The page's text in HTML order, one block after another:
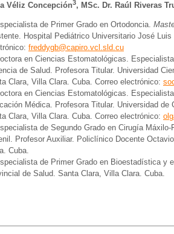
Véliz Concepción3, MSc. Dr. Raúl Riveras
de Primer Grado en Ortodoncia.
Hospital Pediátrico Universitario José
freddygb@capiro.vcl.sld.cu
en Ciencias Estomatológicas.
de Salud. Profesora Titular. Universidad
Clara, Villa Clara. Cuba. Correo electrónico:
en Ciencias Estomatológicas.
Médica. Profesora Titular. Universidad
Clara, Villa Clara. Cuba. Correo electrónico:
de Segundo Grado en Cirugía Máxilo-
Profesor Auxiliar. Policlínico Docente
Cuba.
de Primer Grado en Bioestadística y
de Salud. Santa Clara, Villa Clara. Cuba.